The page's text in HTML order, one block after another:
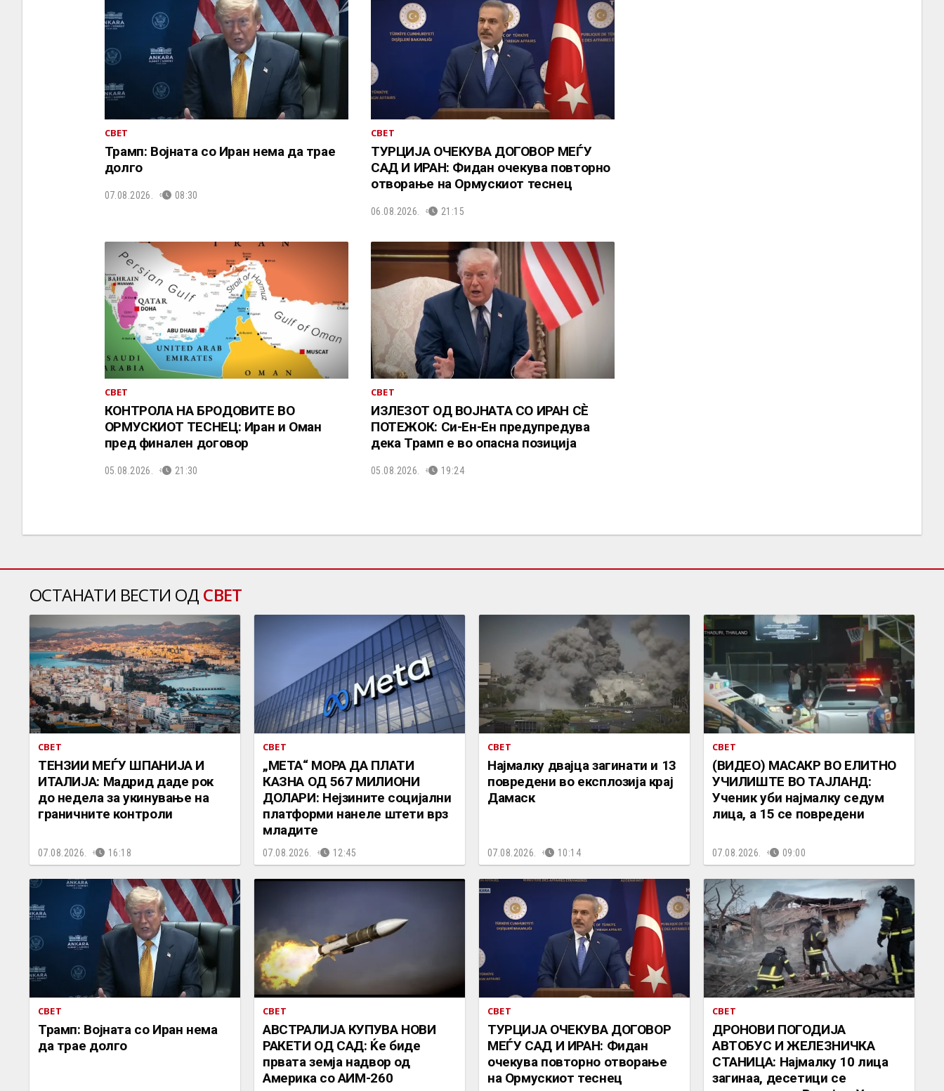
СВЕТ
Трамп: Војната со Иран нема да трае
долго
07.08.2026. 08:30
СВЕТ
ТУРЦИЈА ОЧЕКУВА ДОГОВОР МЕЃУ
САД И ИРАН: Фидан очекува повторно
отворање на Ормускиот теснец
06.08.2026. 21:15
СВЕТ
КОНТРОЛА НА БРОДОВИТЕ ВО
ОРМУСКИОТ ТЕСНЕЦ: Иран и Оман
пред финален договор
05.08.2026. 21:30
СВЕТ
ИЗЛЕЗОТ ОД ВОЈНАТА СО ИРАН СÈ
ПОТЕЖОК: Си-Ен-Ен предупредува
дека Трамп е во опасна позиција
05.08.2026. 19:24
ОСТАНАТИ ВЕСТИ ОД СВЕТ
СВЕТ
ТЕНЗИИ МЕЃУ ШПАНИЈА И
ИТАЛИЈА: Мадрид даде рок
до недела за укинување на
граничните контроли
07.08.2026. 16:18
СВЕТ
„МЕТА“ МОРА ДА ПЛАТИ
КАЗНА ОД 567 МИЛИОНИ
ДОЛАРИ: Нејзините социјални
платформи нанеле штети врз
младите
07.08.2026. 12:45
СВЕТ
Најмалку двајца загинати и 13
повредени во експлозија крај
Дамаск
07.08.2026. 10:14
СВЕТ
(ВИДЕО) МАСАКР ВО ЕЛИТНО
УЧИЛИШТЕ ВО ТАЈЛАНД:
Ученик уби најмалку седум
лица, а 15 се повредени
07.08.2026. 09:00
СВЕТ
Трамп: Војната со Иран нема
да трае долго
СВЕТ
АВСТРАЛИЈА КУПУВА НОВИ
РАКЕТИ ОД САД: Ќе биде
првата земја надвор од
Америка со АИМ-260
СВЕТ
ТУРЦИЈА ОЧЕКУВА ДОГОВОР
МЕЃУ САД И ИРАН: Фидан
очекува повторно отворање
на Ормускиот теснец
СВЕТ
ДРОНОВИ ПОГОДИЈА
АВТОБУС И ЖЕЛЕЗНИЧКА
СТАНИЦА: Најмалку 10 лица
загинаа, десетици се